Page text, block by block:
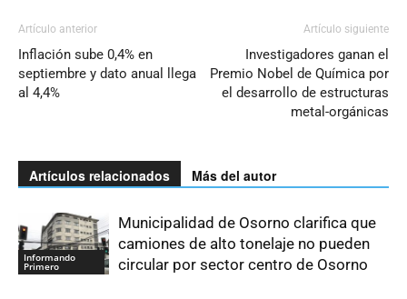
Artículo anterior
Inflación sube 0,4% en
septiembre y dato anual llega
al 4,4%
Artículo siguiente
Investigadores ganan el
Premio Nobel de Química por
el desarrollo de estructuras
metal-orgánicas
Artículos relacionados Más del autor
Informando
Primero
Municipalidad de Osorno clarifica que
camiones de alto tonelaje no pueden
circular por sector centro de Osorno